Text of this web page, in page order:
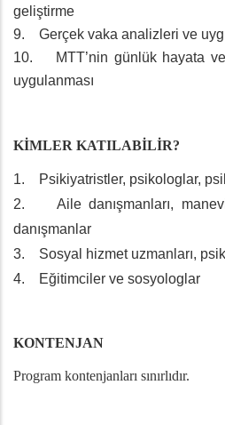
geliştirme
9. Gerçek vaka analizleri ve
10. MTT’nin günlük hayata ve
uygulanması
KİMLER KATILABİLİR?
1. Psikiyatristler, psikologlar,
2. Aile danışmanları, manevi
danışmanlar
3. Sosyal hizmet uzmanları,
4. Eğitimciler ve sosyologlar
KONTENJAN
Program kontenjanları sınırlıdır.